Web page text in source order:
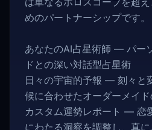
めのパートナーシップです。
あなたのAI占星術師 — パー
ドとの深い対話型占星術
日々の宇宙的予報 — 刻々と
候に合わせたオーダーメイ
カスタム運勢レポート — 恋
にわたる洞察を調整し、真